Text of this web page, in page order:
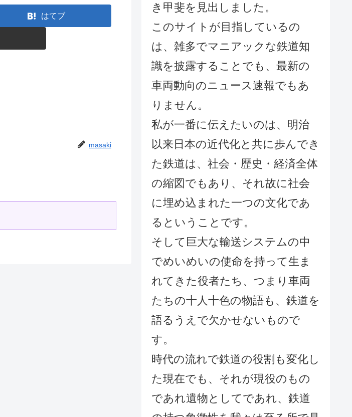
はてブ
masaki
き甲斐を見出しました。
このサイトが目指しているの
は、雑多でマニアックな鉄道知
識を披露することでも、最新の
車両動向のニュース速報でもあ
りません。
私が一番に伝えたいのは、明治
以来日本の近代化と共に歩んでき
た鉄道は、社会・歴史・経済全体
の縮図でもあり、それ故に社会
に埋め込まれた一つの文化であ
るということです。
そして巨大な輸送システムの中
でめいめいの使命を持って生ま
れてきた役者たち、つまり車両
たちの十人十色の物語も、鉄道を
語るうえで欠かせないもので
す。
時代の流れで鉄道の役割も変化し
た現在でも、それが現役のもの
であれ遺物としてであれ、鉄道